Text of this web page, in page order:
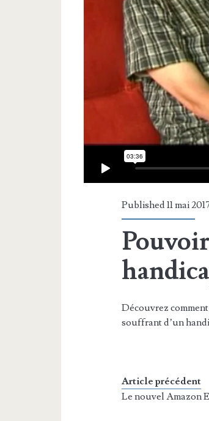
Published 11 mai
Découvrez
souffrant d’un
Article précédent
Le nouvel Amazon